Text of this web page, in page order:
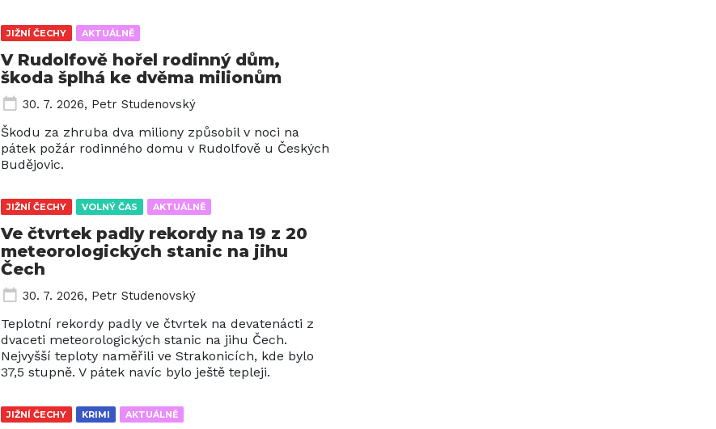
JIŽNÍ ČECHY AKTUÁLNĚ
V Rudolfově hořel rodinný dům,
škoda šplhá ke dvěma milionům
30. 7. 2026, Petr Studenovský
Škodu za zhruba dva miliony způsobil v noci na
pátek požár rodinného domu v Rudolfově u Českých
Budějovic.
JIŽNÍ ČECHY VOLNÝ ČAS AKTUÁLNĚ
Ve čtvrtek padly rekordy na 19 z 20
meteorologických stanic na jihu
Čech
30. 7. 2026, Petr Studenovský
Teplotní rekordy padly ve čtvrtek na devatenácti z
dvaceti meteorologických stanic na jihu Čech.
Nejvyšší teploty naměřili ve Strakonicích, kde bylo
37,5 stupně. V pátek navíc bylo ještě tepleji.
JIŽNÍ ČECHY KRIMI AKTUÁLNĚ